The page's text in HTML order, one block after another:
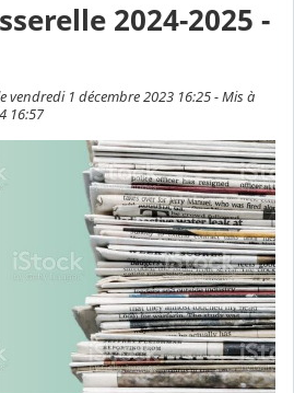
2024-2025 -
vendredi 1 décembre 2023 16:25 - Mis à
16:57